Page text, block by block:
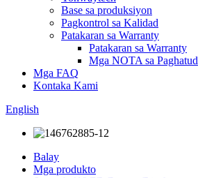
Base sa produksiyon
Pagkontrol sa Kalidad
Patakaran sa Warranty
Patakaran sa Warranty
Mga NOTA sa Paghatud
Mga FAQ
Kontaka Kami
English
Balay
Mga produkto